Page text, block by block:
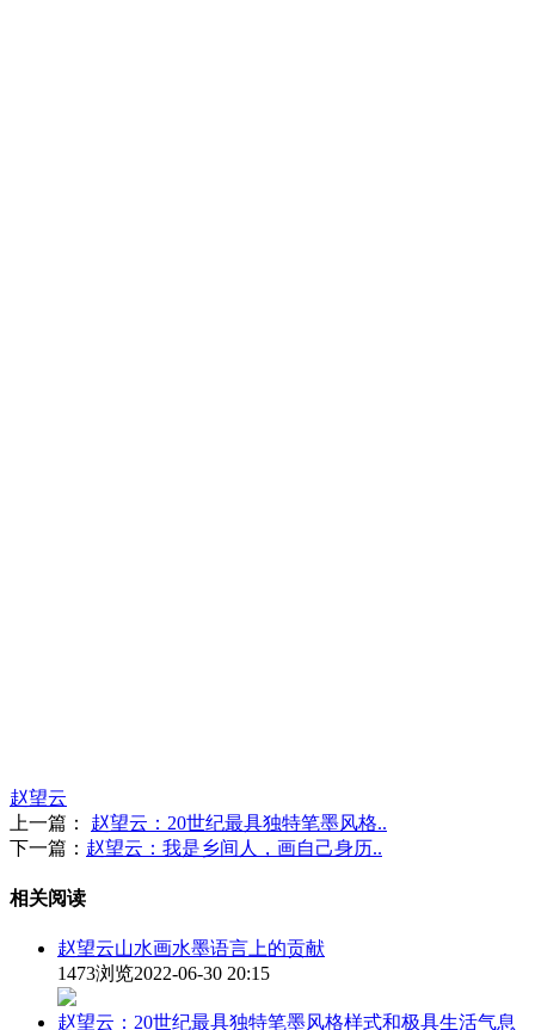
赵望云
上一篇：
赵望云：20世纪最具独特笔墨风格..
下一篇： 赵望云：我是乡间人，画自己身历..
相关阅读
赵望云山水画水墨语言上的贡献
1473浏览2022-06-30 20:15
赵望云：20世纪最具独特笔墨风格样式和极具生活气息